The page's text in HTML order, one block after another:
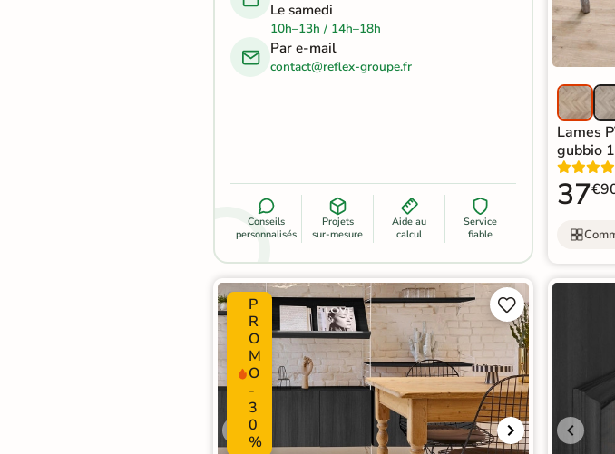
Le samedi
10h–13h / 14h–18h
Par e-mail
contact@reflex-groupe.fr
Conseils
personnalisés
Projets
sur-mesure
Aide au
calcul
Service
fiable
Lames
gubbio
37
P
R
O
M
O
-
3
0
%

